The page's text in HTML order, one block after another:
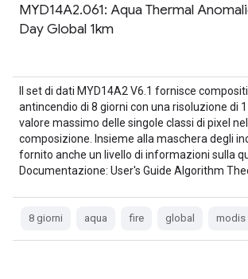
MYD14A2.061: Aqua Thermal
Day Global 1km
Il set di dati MYD14A2 V6.1 fornisce
antincendio di 8 giorni con una risoluzione di 1
valore massimo delle singole classi di pixel
composizione. Insieme alla maschera degli
fornito anche un livello di informazioni sulla
Documentazione: User's Guide Algorithm
8 giorni aqua fire global modis